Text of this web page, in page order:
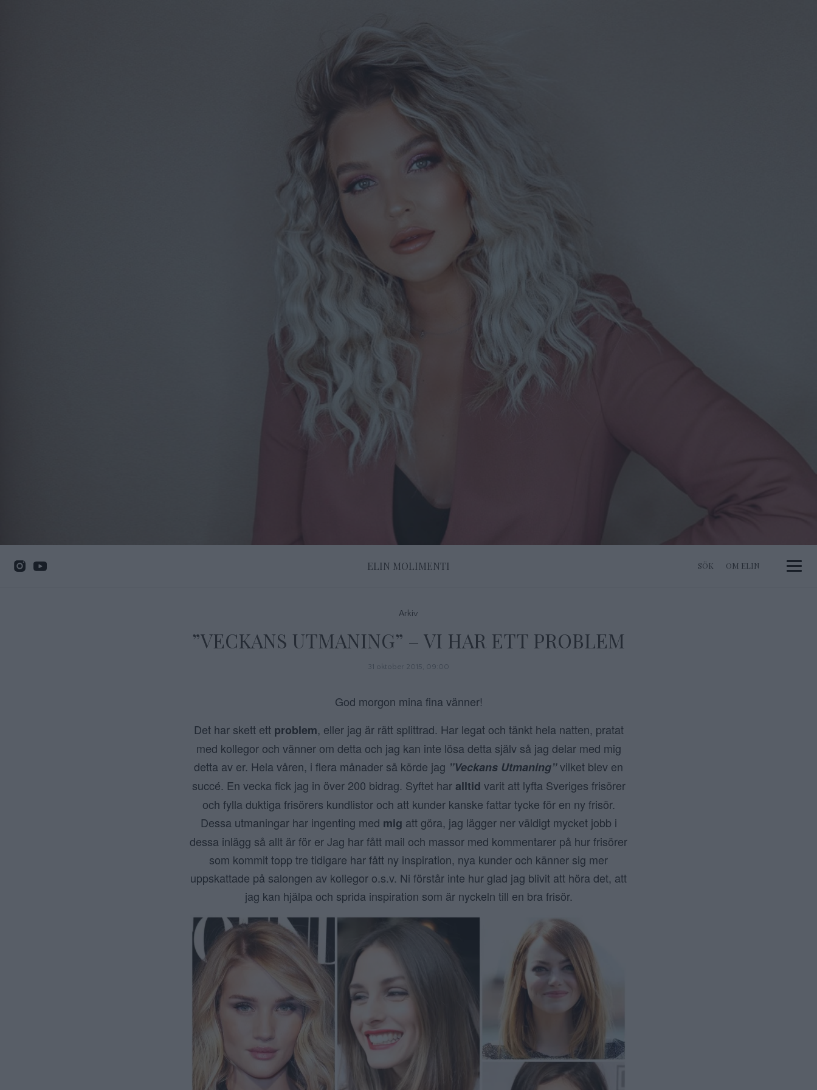
ELIN MOLIMENTI OM ELIN Toggle
Arkiv
”VECKANS UTMANING” – VI HAR ETT PROBLEM
31 oktober 2015, 09:00
God morgon mina fina vänner!
Det har skett ett problem, eller jag är rätt splittrad. Har legat och tänkt hela natten, pratat
med kollegor och vänner om detta och jag kan inte lösa detta själv så jag delar med mig
detta av er. Hela våren, i flera månader så körde jag ”Veckans Utmaning”vilket blev en
succé. En vecka fick jag in över 200 bidrag. Syftet haralltid varit att lyfta Sveriges frisörer
och fylla duktiga frisörers kundlistor och att kunder kanske fattar tycke för en ny frisör.
Dessa utmaningar har ingenting med mig att göra, jag lägger ner väldigt mycket jobb i
dessa inlägg så allt är för er Jag har fått mail och massor med kommentarer på hur frisörer
som kommit topp tre tidigare har fått ny inspiration, nya kunder och känner sig mer
uppskattade på salongen av kollegor o.s.v. Ni förstår inte hur glad jag blivit att höra det, att
jag kan hjälpa och sprida inspiration som är nyckeln till en bra frisör.